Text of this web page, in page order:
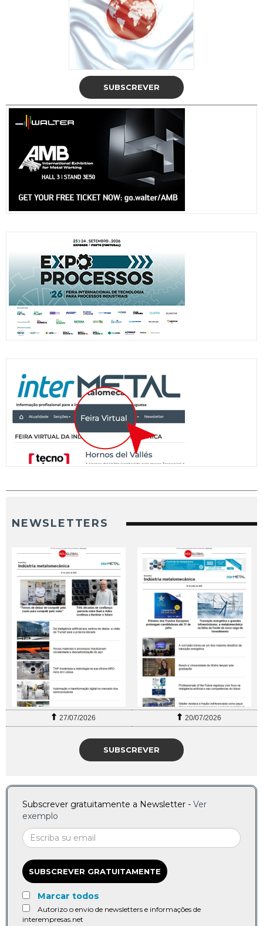
SUBSCREVER
NEWSLETTERS
27/07/2026 20/07/2026
SUBSCREVER
Subscrever gratuitamente a Newsletter - Ver
exemplo
SUBSCREVER GRATUITAMENTE
Marcar todos
Autorizo o envio de newsletters e informações de
interempresas.net